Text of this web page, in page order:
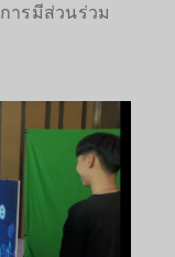
ารมีส่วนร่วม